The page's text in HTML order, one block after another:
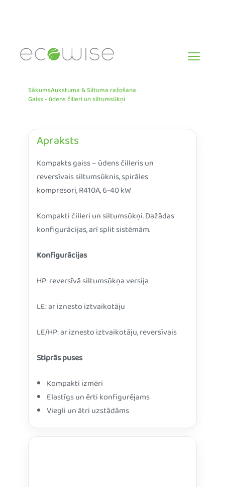
content
SākumsAukstuma & Siltuma ražošana
Gaiss - ūdens čilleri un siltumsūkņi
Apraksts
Kompakts gaiss – ūdens čilleris un
reversīvais siltumsūknis, spirāles
kompresori, R410A, 6-40 kW
Kompakti čilleri un siltumsūkņi. Dažādas
konfigurācijas, arī split sistēmām.
Konfigurācijas
HP: reversīvā siltumsūkņa versija
LE: ar iznesto iztvaikotāju
LE/HP: ar iznesto iztvaikotāju, reversīvais
Stiprās puses
Kompakti izmēri
Elastīgs un ērti konfigurējams
Viegli un ātri uzstādāms